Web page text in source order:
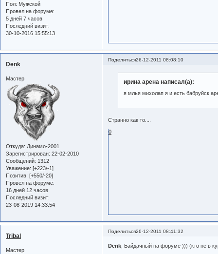
Пол: Мужской
Провел на форуме:
5 дней 7 часов
Последний визит:
30-10-2016 15:55:13
Поделиться26-12-2011 08:08:10
Denk
Мастер
Откуда: Динамо-2001
Зарегистрирован: 22-02-2010
Сообщений: 1312
Уважение: [+223/-1]
Позитив: [+550/-20]
Провел на форуме:
16 дней 12 часов
Последний визит:
23-08-2019 14:33:54
ирина арена написал(а):
я млья михолап я и есть бабруйск
Странно как то....
0
Поделиться26-12-2011 08:41:32
Tribal
Мастер
Denk, Байдачный на форуме ))) (кто не в